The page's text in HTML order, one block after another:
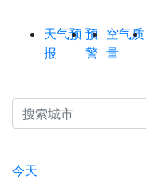
天气预
报
预
警
空气质
量
今天